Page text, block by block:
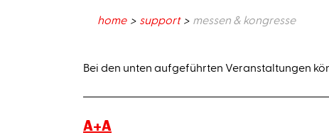
home support messen & kongresse
Bei den unten aufgeführten Veranstaltungen
A+A